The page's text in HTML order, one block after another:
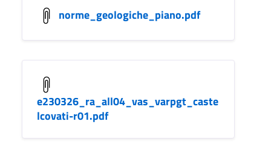
norme_geologiche_piano.pdf
e230326_ra_all04_vas_varpgt_caste
lcovati-r01.pdf